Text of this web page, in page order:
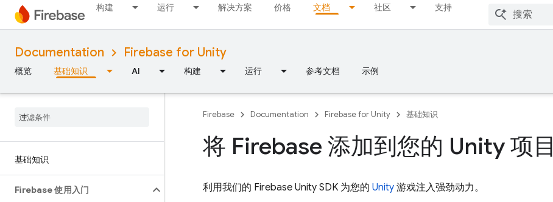
构建 运行 解决方案 价格 文档 社区 支持
Documentation Firebase for Unity
概览 基础知识 AI 构建 运行 参考文档 示例
基础知识
Firebase 使用入门
Firebase Documentation Firebase for Unity 基础知识
将 Firebase 添加到您的 Unity 项目
利用我们的 Firebase Unity SDK 为您的 Unity 游戏注入强劲动力。